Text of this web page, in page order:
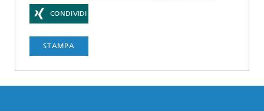
CONDIVIDI
STAMPA